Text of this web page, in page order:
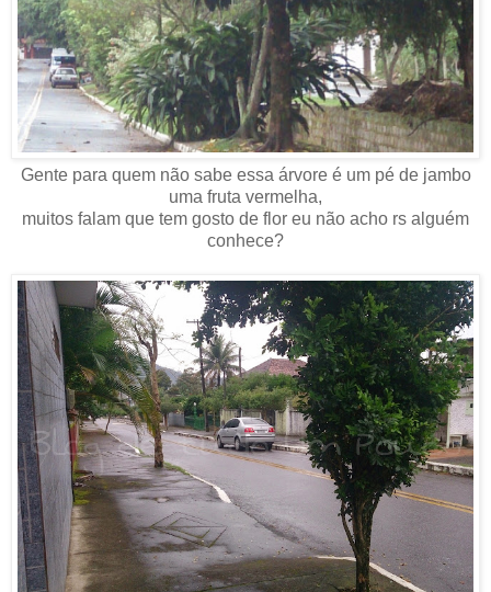
Gente para quem não sabe essa árvore é um pé de jambo
uma fruta vermelha,
muitos falam que tem gosto de flor eu não acho rs alguém
conhece?